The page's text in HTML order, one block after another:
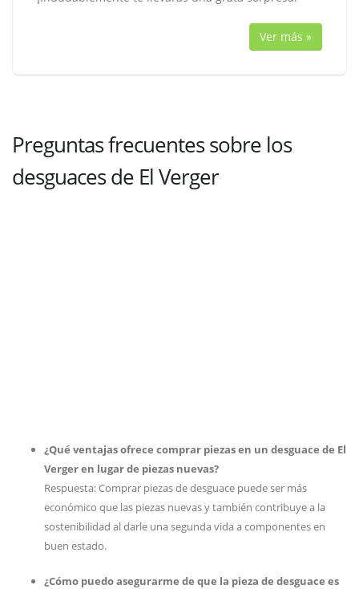
Ver más »
Preguntas frecuentes sobre los
desguaces de El Verger
¿Qué ventajas ofrece comprar piezas en un desguace de El
Verger en lugar de piezas nuevas?
Respuesta: Comprar piezas de desguace puede ser más
económico que las piezas nuevas y también contribuye a la
sostenibilidad al darle una segunda vida a componentes en
buen estado.
¿Cómo puedo asegurarme de que la pieza de desguace es